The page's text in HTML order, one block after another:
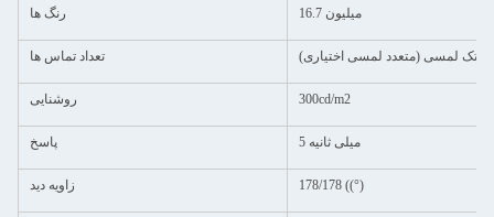
رنگ ها 16.7 میلیون
تعداد تماس ها تک لمسی (متعدد لمسی اختیاری)
روشنایی 300cd/m2
پاسخ 5 میلی ثانیه
زاویه دید 178/178 ((°)